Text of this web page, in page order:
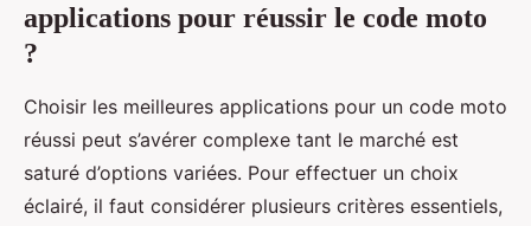
applications pour réussir le code moto
?
Choisir les meilleures applications pour un code moto
réussi peut s’avérer complexe tant le marché est
saturé d’options variées. Pour effectuer un choix
éclairé, il faut considérer plusieurs critères essentiels,